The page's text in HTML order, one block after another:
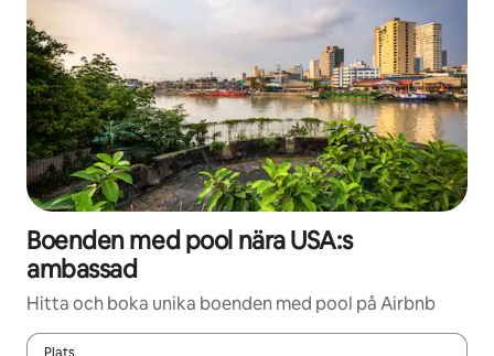
Boenden med pool nära USA:s
ambassad
Hitta och boka unika boenden med pool på Airbnb